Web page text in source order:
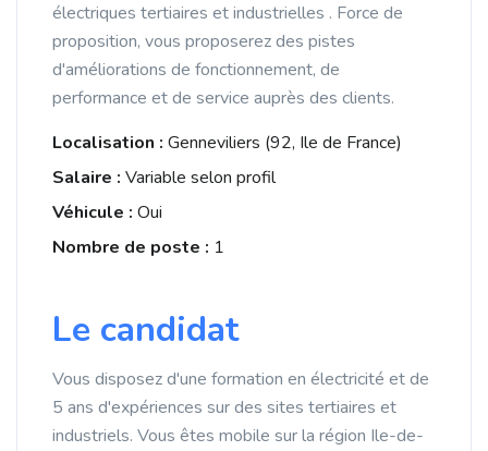
électriques tertiaires et industrielles . Force de
proposition, vous proposerez des pistes
d'améliorations de fonctionnement, de
performance et de service auprès des clients.
Localisation : Genneviliers (92, Ile de France)
Salaire : Variable selon profil
Véhicule : Oui
Nombre de poste : 1
Le candidat
Vous disposez d'une formation en électricité et de
5 ans d'expériences sur des sites tertiaires et
industriels. Vous êtes mobile sur la région Ile-de-